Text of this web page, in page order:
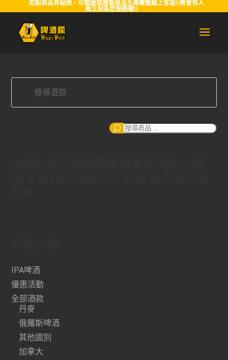
如對商品有疑問，可截圖或複製商品名稱聯繫線上客服!!將會有人
員立刻為您服務喔!!
搜
IPA啤酒
優惠活動
全部酒款
丹麥
俄羅斯啤酒
其他國別
加拿大